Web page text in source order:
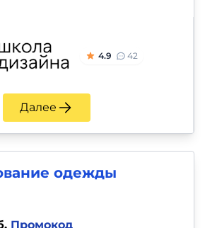
4.9 42
Далее
одежды
Промокод